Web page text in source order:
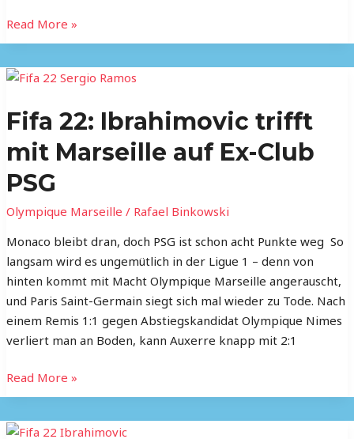
Read More »
Fifa 22: Ibrahimovic trifft
mit Marseille auf Ex-Club
PSG
Olympique Marseille / Rafael Binkowski
Monaco bleibt dran, doch PSG ist schon acht Punkte weg So
langsam wird es ungemütlich in der Ligue 1 – denn von
hinten kommt mit Macht Olympique Marseille angerauscht,
und Paris Saint-Germain siegt sich mal wieder zu Tode. Nach
einem Remis 1:1 gegen Abstiegskandidat Olympique Nimes
verliert man an Boden, kann Auxerre knapp mit 2:1
Fifa
Ibrahimovic
trifft
mit
Marseille
auf
Ex-
PSG
Read More »
Meisterkarriere: